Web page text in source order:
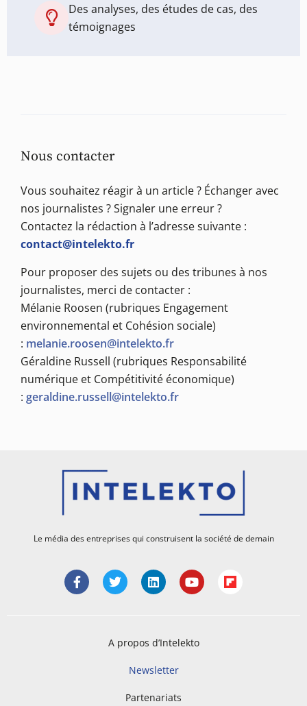
Des analyses, des études de cas, des
témoignages
Nous contacter
Vous souhaitez réagir à un article ? Échanger avec
nos journalistes ? Signaler une erreur ?
Contactez la rédaction à l’adresse suivante :
contact@intelekto.fr
Pour proposer des sujets ou des tribunes à nos
journalistes, merci de contacter :
Mélanie Roosen (rubriques Engagement
environnemental et Cohésion sociale)
: melanie.roosen@intelekto.fr
Géraldine Russell (rubriques Responsabilité
numérique et Compétitivité économique)
: geraldine.russell@intelekto.fr
Le média des entreprises qui construisent la société de demain
A propos d’Intelekto
Newsletter
Partenariats